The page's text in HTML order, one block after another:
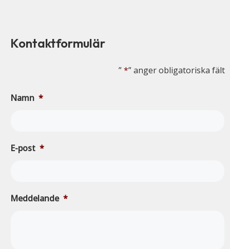
Kontaktformulär
”*” anger obligatoriska fält
Namn *
E-post *
Meddelande *